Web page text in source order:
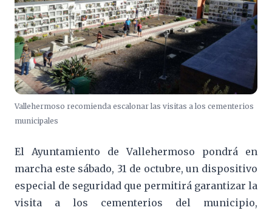
Vallehermoso recomienda escalonar las visitas a los cementerios
municipales
El Ayuntamiento de Vallehermoso pondrá en
marcha este sábado, 31 de octubre, un dispositivo
especial de seguridad que permitirá garantizar la
visita a los cementerios del municipio,